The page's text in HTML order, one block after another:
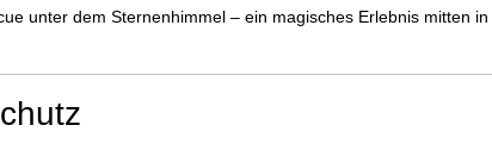
unter dem Sternenhimmel – ein magisches Erlebnis mitten